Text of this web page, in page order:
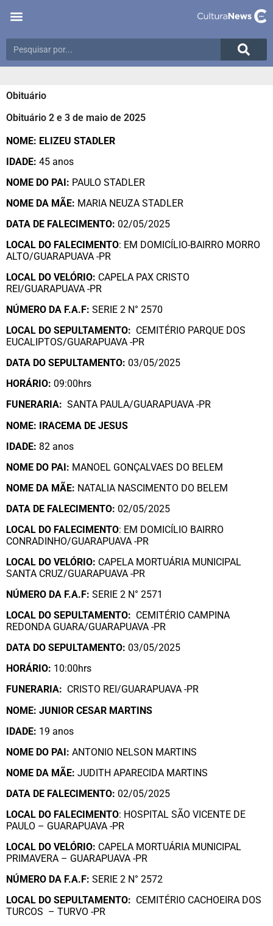
Obituário
Obituário 2 e 3 de maio de 2025
NOME: ELIZEU STADLER
IDADE: 45 anos
NOME DO PAI: PAULO STADLER
NOME DA MÃE: MARIA NEUZA STADLER
DATA DE FALECIMENTO: 02/05/2025
LOCAL DO FALECIMENTO: EM DOMICÍLIO-BAIRRO MORRO
ALTO/GUARAPUAVA -PR
LOCAL DO VELÓRIO: CAPELA PAX CRISTO
REI/GUARAPUAVA -PR
NÚMERO DA F.A.F: SERIE 2 N° 2570
LOCAL DO SEPULTAMENTO: CEMITÉRIO PARQUE DOS
EUCALIPTOS/GUARAPUAVA -PR
DATA DO SEPULTAMENTO: 03/05/2025
HORÁRIO: 09:00hrs
FUNERARIA: SANTA PAULA/GUARAPUAVA -PR
NOME: IRACEMA DE JESUS
IDADE: 82 anos
NOME DO PAI: MANOEL GONÇALVAES DO BELEM
NOME DA MÃE: NATALIA NASCIMENTO DO BELEM
DATA DE FALECIMENTO: 02/05/2025
LOCAL DO FALECIMENTO: EM DOMICÍLIO BAIRRO
CONRADINHO/GUARAPUAVA -PR
LOCAL DO VELÓRIO: CAPELA MORTUÁRIA MUNICIPAL
SANTA CRUZ/GUARAPUAVA -PR
NÚMERO DA F.A.F: SERIE 2 N° 2571
LOCAL DO SEPULTAMENTO: CEMITÉRIO CAMPINA
REDONDA GUARA/GUARAPUAVA -PR
DATA DO SEPULTAMENTO: 03/05/2025
HORÁRIO: 10:00hrs
FUNERARIA: CRISTO REI/GUARAPUAVA -PR
NOME: JUNIOR CESAR MARTINS
IDADE: 19 anos
NOME DO PAI: ANTONIO NELSON MARTINS
NOME DA MÃE: JUDITH APARECIDA MARTINS
DATA DE FALECIMENTO: 02/05/2025
LOCAL DO FALECIMENTO: HOSPITAL SÃO VICENTE DE
PAULO – GUARAPUAVA -PR
LOCAL DO VELÓRIO: CAPELA MORTUÁRIA MUNICIPAL
PRIMAVERA – GUARAPUAVA -PR
NÚMERO DA F.A.F: SERIE 2 N° 2572
LOCAL DO SEPULTAMENTO: CEMITÉRIO CACHOEIRA DOS
TURCOS – TURVO -PR